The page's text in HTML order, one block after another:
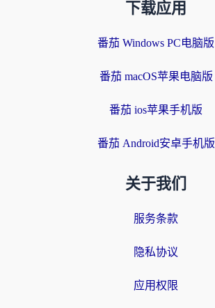
下载应用
番茄 Windows PC电脑版
番茄 macOS苹果电脑版
番茄 ios苹果手机版
番茄 Android安卓手机版
关于我们
服务条款
隐私协议
应用权限